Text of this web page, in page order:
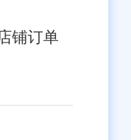
铺订单